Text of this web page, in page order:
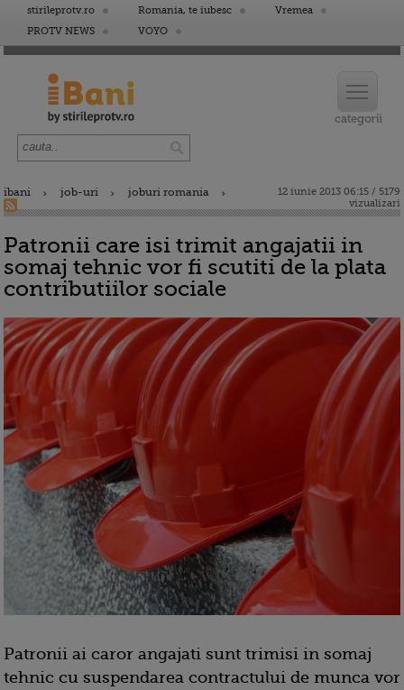
stirileprotv.ro Romania, te iubesc
Vremea
PROTV NEWS
VOYO
ibani job-uri joburi romania
12 iunie 2013 06:15 / 5179
vizualizari
Patronii care isi trimit angajatii in
somaj tehnic vor fi scutiti de la plata
contributiilor sociale
Patronii ai caror angajati sunt trimisi in somaj
tehnic cu suspendarea contractului de munca vor